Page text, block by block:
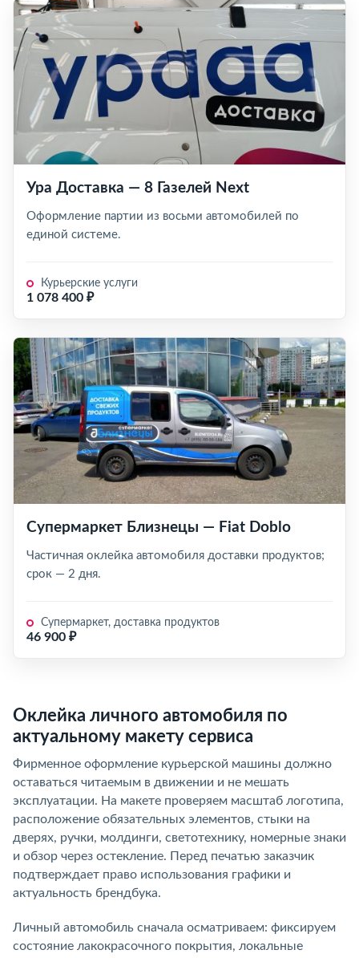
Ура Доставка — 8 Газелей Next
Оформление партии из восьми автомобилей по
единой системе.
Курьерские услуги
1 078 400 ₽
Супермаркет Близнецы — Fiat Doblo
Частичная оклейка автомобиля доставки продуктов;
срок — 2 дня.
Супермаркет, доставка продуктов
46 900 ₽
Оклейка личного автомобиля по
актуальному макету сервиса
Фирменное оформление курьерской машины должно
оставаться читаемым в движении и не мешать
эксплуатации. На макете проверяем масштаб логотипа,
расположение обязательных элементов, стыки на
дверях, ручки, молдинги, светотехнику, номерные знаки
и обзор через остекление. Перед печатью заказчик
подтверждает право использования графики и
актуальность брендбука.
Личный автомобиль сначала осматриваем: фиксируем
состояние лакокрасочного покрытия, локальные